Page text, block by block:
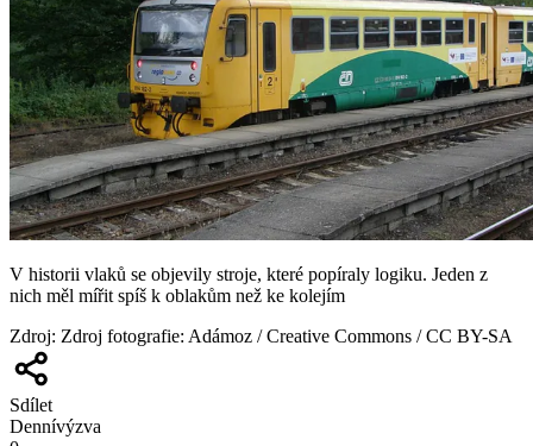
V historii vlaků se objevily stroje, které popíraly logiku. Jeden z
nich měl mířit spíš k oblakům než ke kolejím
Zdroj: Zdroj fotografie: Adámoz / Creative Commons / CC BY-SA
Sdílet
Dennívýzva